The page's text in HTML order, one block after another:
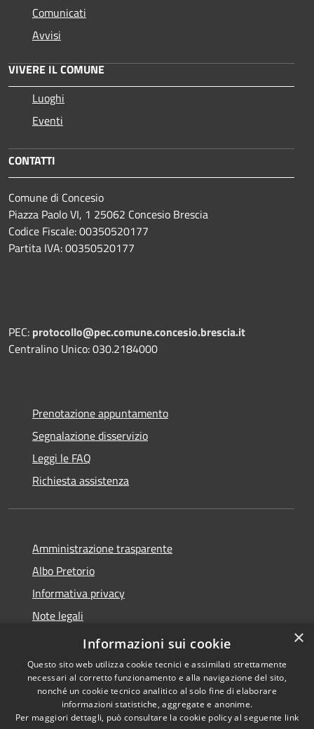
Comunicati
Avvisi
VIVERE IL COMUNE
Luoghi
Eventi
CONTATTI
Comune di Concesio
Piazza Paolo VI, 1 25062 Concesio Brescia
Codice Fiscale: 00350520177
Partita IVA: 00350520177
PEC: protocollo@pec.comune.concesio.brescia.it
Centralino Unico: 030.2184000
Prenotazione appuntamento
Segnalazione disservizio
Leggi le FAQ
Richiesta assistenza
Amministrazione trasparente
Albo Pretorio
Informativa privacy
Note legali
Dichiarazione di accessibilità
Copyright © 2021 •
×
Informazioni sui cookie
Questo sito web utilizza cookie tecnici e assimilati strettamente
necessari al corretto funzionamento e alla navigazione del sito,
nonché un cookie tecnico analitico al solo fine di elaborare
informazioni statistiche, aggregate e anonime.
Per maggiori dettagli, può consultare la cookie policy al seguente link